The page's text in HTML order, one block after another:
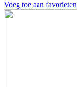
Voeg toe aan favorieten